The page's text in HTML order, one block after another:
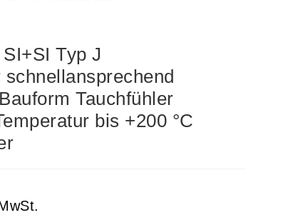
Typ J
Tauchfühler
bis +200 °C